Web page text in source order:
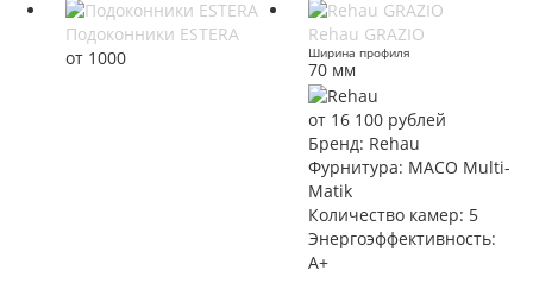
Подоконники ESTERA
от 1000
Rehau GRAZIO
Ширина профиля
70 мм
от 16 100 рублей
Бренд: Rehau
Фурнитура: MACO Multi-
Matik
Количество камер: 5
Энергоэффективность:
A+